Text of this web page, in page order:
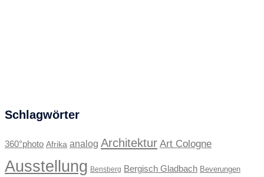
Schlagwörter
360°photo Afrika analog Architektur Art Cologne
Ausstellung Bensberg Bergisch Gladbach Beverungen